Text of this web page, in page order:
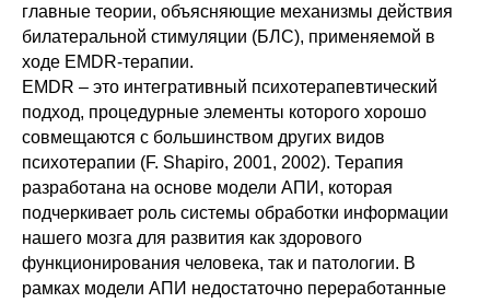
главные теории, объясняющие механизмы действия
билатеральной стимуляции (БЛС), применяемой в
ходе EMDR-терапии.
EMDR – это интегративный психотерапевтический
подход, процедурные элементы которого хорошо
совмещаются с большинством других видов
психотерапии (F. Shapiro, 2001, 2002). Терапия
разработана на основе модели АПИ, которая
подчеркивает роль системы обработки информации
нашего мозга для развития как здорового
функционирования человека, так и патологии. В
рамках модели АПИ недостаточно переработанные